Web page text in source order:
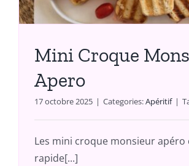
Mini Croque
Apero
17 octobre 2025 | Categories:Apéritif |
Les mini croque monsieur apéro
rapide[...]